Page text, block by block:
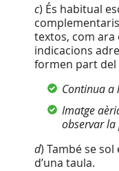
c) És habitual
textos, com ara
indicacions
formen part del
Continuaa
Imatge
observar la
d) També se
d’una taula.